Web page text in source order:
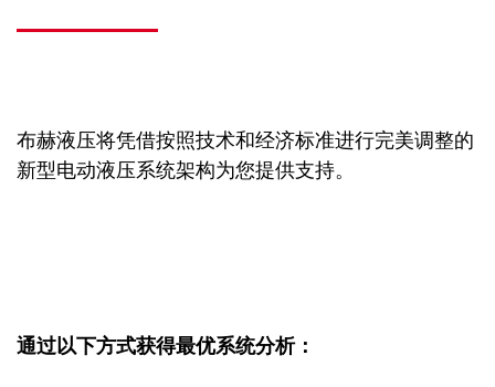
布赫液压将凭借按照技术和经济标准进行完美调整的
新型电动液压系统架构为您提供支持。
通过以下方式获得最优系统分析：